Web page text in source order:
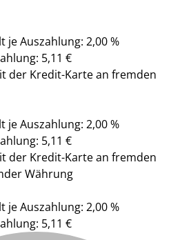
je Auszahlung: 2,00 %
5,11 €
der Kredit-Karte an fremden
je Auszahlung: 2,00 %
5,11 €
der Kredit-Karte an fremden
Währung
je Auszahlung: 2,00 %
5,11 €